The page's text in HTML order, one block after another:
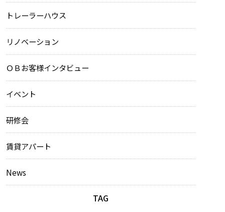
トレーラーハウス
リノベーション
ＯＢお客様インタビュー
イベント
研修会
賃貸アパート
News
TAG